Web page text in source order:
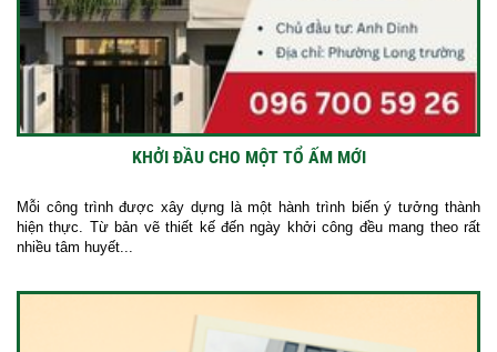
KHỞI ĐẦU CHO MỘT TỔ ẤM MỚI
Mỗi công trình được xây dựng là một hành trình biến ý tưởng thành
hiện thực. Từ bản vẽ thiết kế đến ngày khởi công đều mang theo rất
nhiều tâm huyết...